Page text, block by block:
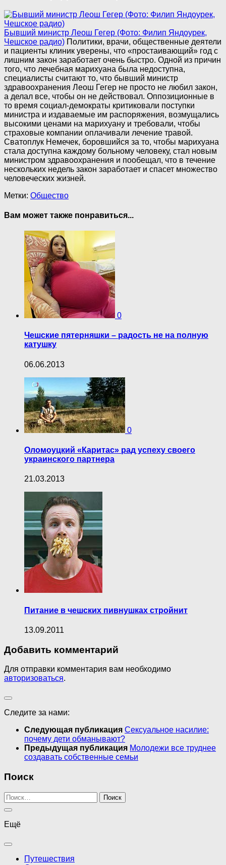
Бывший министр Леош Гегер (Фото: Филип Яндоурек,
Чешское радио) Политики, врачи, общественные деятели
и пациенты клиник уверены, что «простаивающий» год с
лишним закон заработает очень быстро. Одной из причин
того, что лечебная марихуана была недоступна,
специалисты считают то, что бывший министр
здравоохранения Леош Гегер не просто не любил закон,
а делал все, чтобы он не действовал. Оппозиционные в
то время социал-демократы критиковали поступки
министра и издаваемые им распоряжения, возмущались
высокими ценами на марихуану и требовали, чтобы
страховые компании оплачивали лечение травой.
Сватоплук Немечек, боровшийся за то, чтобы марихуана
стала доступна каждому больному человеку, стал новым
министром здравоохранения и пообещал, что в течение
нескольких недель закон заработает и спасет множество
человеческих жизней.
Метки: Общество
Вам может также понравиться...
0
Чешские пятерняшки – радость не на полную
катушку
06.06.2013
0
Оломоуцкий «Каритас» рад успеху своего
украинского партнера
21.03.2013
Питание в чешских пивнушках стройнит
13.09.2011
Добавить комментарий
Для отправки комментария вам необходимо
авторизоваться.
Следите за нами:
Следующая публикация Сексуальное насилие:
почему дети обманывают?
Предыдущая публикация Молодежи все труднее
создавать собственные семьи
Поиск
Найти:
Ещё
Путешествия